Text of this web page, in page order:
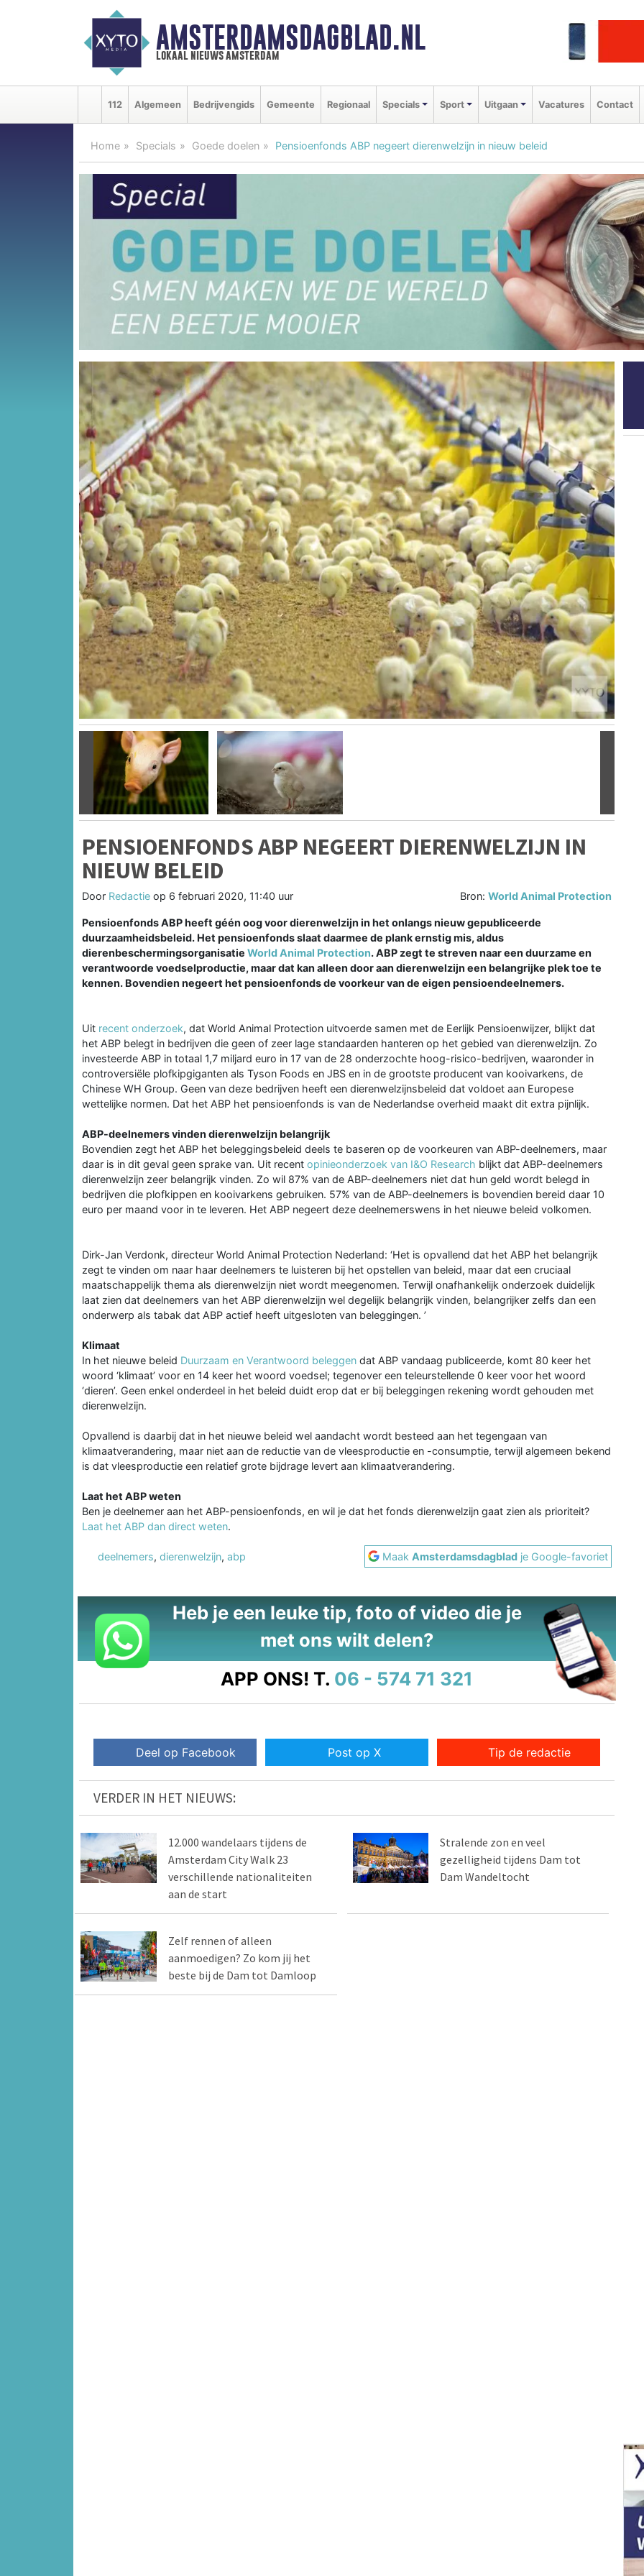
AMSTERDAMSDAGBLAD.NL
lokaal nieuws amsterdam
112 Algemeen Bedrijvengids Gemeente Regionaal Specials Sport Uitgaan Vacatures Contact
Home Specials Goede doelen Pensioenfonds ABP negeert dierenwelzijn in nieuw beleid
Vorige
PENSIOENFONDS ABP NEGEERT DIERENWELZIJN IN
NIEUW BELEID
Door Redactie op 6 februari 2020, 11:40 uur Bron:World Animal Protection
Pensioenfonds ABP heeft géén oog voor dierenwelzijn in het onlangs nieuw gepubliceerde
duurzaamheidsbeleid. Het pensioenfonds slaat daarmee de plank ernstig mis, aldus
dierenbeschermingsorganisatie World Animal Protection. ABP zegt te streven naar een duurzame en
verantwoorde voedselproductie, maar dat kan alleen door aan dierenwelzijn een belangrijke plek toe te
kennen. Bovendien negeert het pensioenfonds de voorkeur van de eigen pensioendeelnemers.
Uit recent onderzoek, dat World Animal Protection uitvoerde samen met de Eerlijk Pensioenwijzer, blijkt dat
het ABP belegt in bedrijven die geen of zeer lage standaarden hanteren op het gebied van dierenwelzijn. Zo
investeerde ABP in totaal 1,7 miljard euro in 17 van de 28 onderzochte hoog-risico-bedrijven, waaronder in
controversiële plofkipgiganten als Tyson Foods en JBS en in de grootste producent van kooivarkens, de
Chinese WH Group. Geen van deze bedrijven heeft een dierenwelzijnsbeleid dat voldoet aan Europese
wettelijke normen. Dat het ABP het pensioenfonds is van de Nederlandse overheid maakt dit extra pijnlijk.
ABP-deelnemers vinden dierenwelzijn belangrijk
Bovendien zegt het ABP het beleggingsbeleid deels te baseren op de voorkeuren van ABP-deelnemers, maar
daar is in dit geval geen sprake van. Uit recent opinieonderzoek van I&O Research blijkt dat ABP-deelnemers
dierenwelzijn zeer belangrijk vinden. Zo wil 87% van de ABP-deelnemers niet dat hun geld wordt belegd in
bedrijven die plofkippen en kooivarkens gebruiken. 57% van de ABP-deelnemers is bovendien bereid daar 10
euro per maand voor in te leveren. Het ABP negeert deze deelnemerswens in het nieuwe beleid volkomen.
Dirk-Jan Verdonk, directeur World Animal Protection Nederland: ‘Het is opvallend dat het ABP het belangrijk
zegt te vinden om naar haar deelnemers te luisteren bij het opstellen van beleid, maar dat een cruciaal
maatschappelijk thema als dierenwelzijn niet wordt meegenomen. Terwijl onafhankelijk onderzoek duidelijk
laat zien dat deelnemers van het ABP dierenwelzijn wel degelijk belangrijk vinden, belangrijker zelfs dan een
onderwerp als tabak dat ABP actief heeft uitgesloten van beleggingen. ’
Klimaat
In het nieuwe beleid Duurzaam en Verantwoord beleggen dat ABP vandaag publiceerde, komt 80 keer het
woord ‘klimaat’ voor en 14 keer het woord voedsel; tegenover een teleurstellende 0 keer voor het woord
‘dieren’. Geen enkel onderdeel in het beleid duidt erop dat er bij beleggingen rekening wordt gehouden met
dierenwelzijn.
Opvallend is daarbij dat in het nieuwe beleid wel aandacht wordt besteed aan het tegengaan van
klimaatverandering, maar niet aan de reductie van de vleesproductie en -consumptie, terwijl algemeen bekend
is dat vleesproductie een relatief grote bijdrage levert aan klimaatverandering.
Laat het ABP weten
Ben je deelnemer aan het ABP-pensioenfonds, en wil je dat het fonds dierenwelzijn gaat zien als prioriteit?
Laat het ABP dan direct weten.
deelnemers, dierenwelzijn, abp MaakAmsterdamsdagblad je Google-favoriet
Heb je een leuke tip, foto of video die je
met ons wilt delen?
APP ONS! T. 06 - 574 71 321
Deel op Facebook Post op X Tip de redactie
VERDER IN HET NIEUWS:
12.000 wandelaars tijdens de
Amsterdam City Walk 23
verschillende nationaliteiten
aan de start
Stralende zon en veel
gezelligheid tijdens Dam tot
Dam Wandeltocht
Zelf rennen of alleen
aanmoedigen? Zo kom jij het
beste bij de Dam tot Damloop